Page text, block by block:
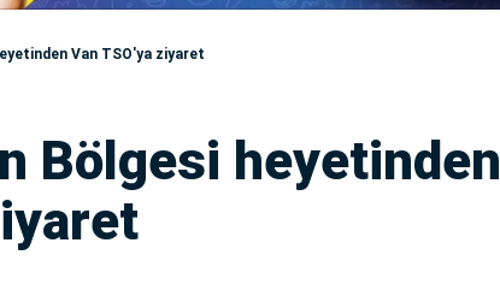
Van TSO'ya ziyaret
Bölgesi heyetinden